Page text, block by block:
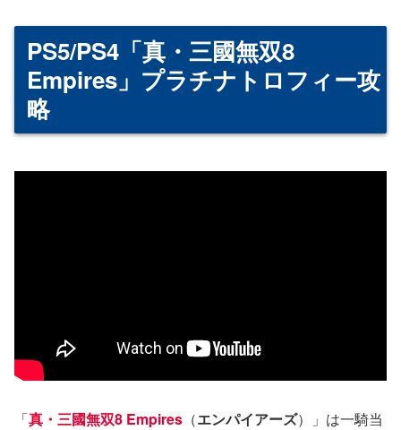
PS5/PS4「真・三國無双8
Empires」プラチナトロフィー攻
略
「真・三國無双8 Empires （エンパイアーズ）」は一騎当